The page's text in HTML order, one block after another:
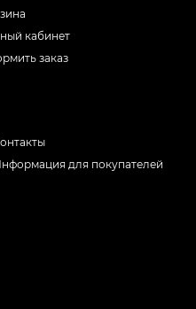
кабинет
заказ
для покупателей